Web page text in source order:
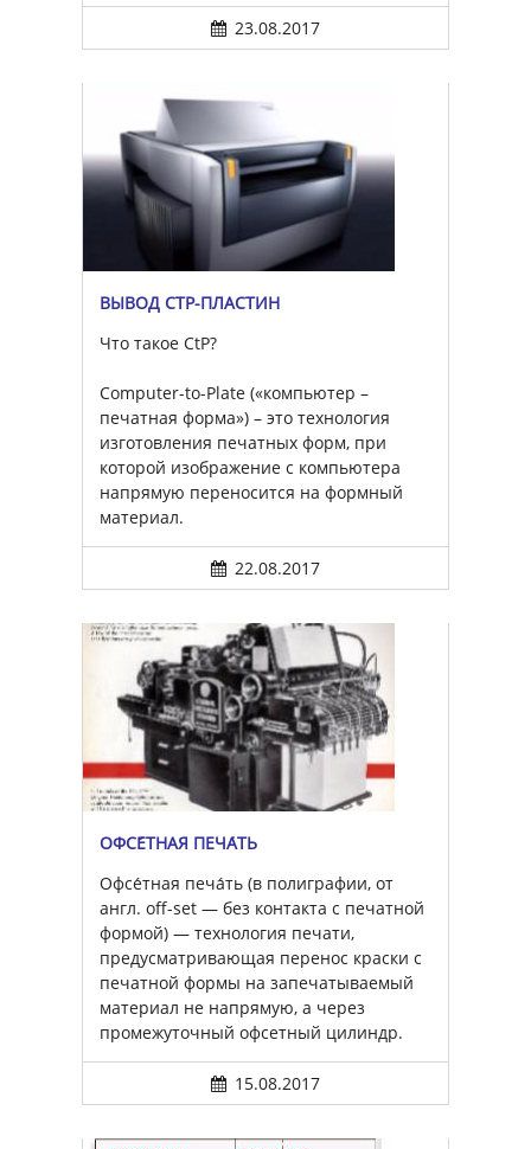
23.08.2017
ВЫВОД CTP-ПЛАСТИН
Что такое CtP?
Computer-to-Plate («компьютер –
печатная форма») – это технология
изготовления печатных форм, при
которой изображение с компьютера
напрямую переносится на формный
материал.
22.08.2017
ОФСЕ́ТНАЯ ПЕЧА́ТЬ
Офсе́тная печа́ть (в полиграфии, от
англ. off-set — без контакта с печатной
формой) — технология печати,
предусматривающая перенос краски с
печатной формы на запечатываемый
материал не напрямую, а через
промежуточный офсетный цилиндр.
15.08.2017